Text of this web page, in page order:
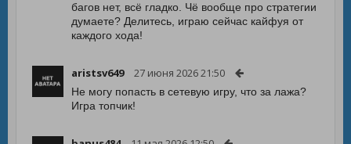
багов нет, всё гладко. Чё вообще про стратегии
думаете? Делитесь, играю сейчас кайфуя от
каждого хода!
aristsv649 27 июня 2026 21:50
Не могу попасть в сетевую игру, что за лажа?
Игра топчик!